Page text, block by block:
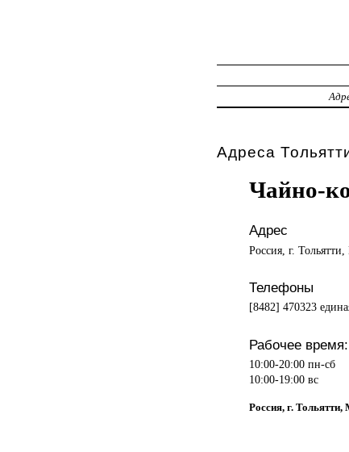
Адреса
Чайно-
Адрес
Россия, г.
Телефоны
[8482] 470323
Рабочее время:
10:00-20:00 пн-сб
10:00-19:00 вс
Россия, г. Тольятти,